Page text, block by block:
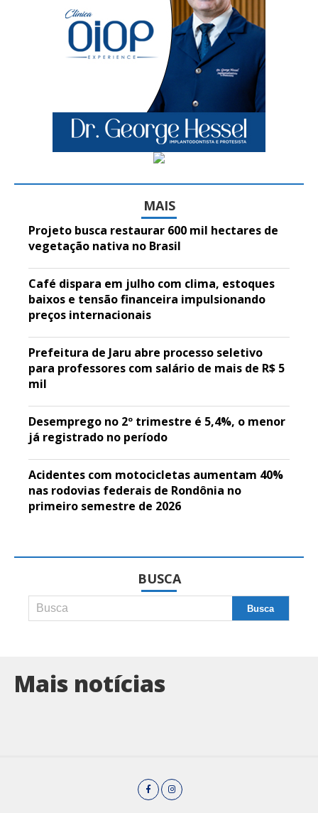
MAIS
Projeto busca restaurar 600 mil hectares de
vegetação nativa no Brasil
Café dispara em julho com clima, estoques
baixos e tensão financeira impulsionando
preços internacionais
Prefeitura de Jaru abre processo seletivo
para professores com salário de mais de R$ 5
mil
Desemprego no 2º trimestre é 5,4%, o menor
já registrado no período
Acidentes com motocicletas aumentam 40%
nas rodovias federais de Rondônia no
primeiro semestre de 2026
BUSCA
Mais notícias